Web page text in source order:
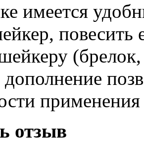
имеется
повесить
дополнение
отзыв